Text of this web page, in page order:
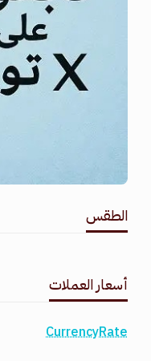
الطقس
أسعار العملات
CurrencyRate